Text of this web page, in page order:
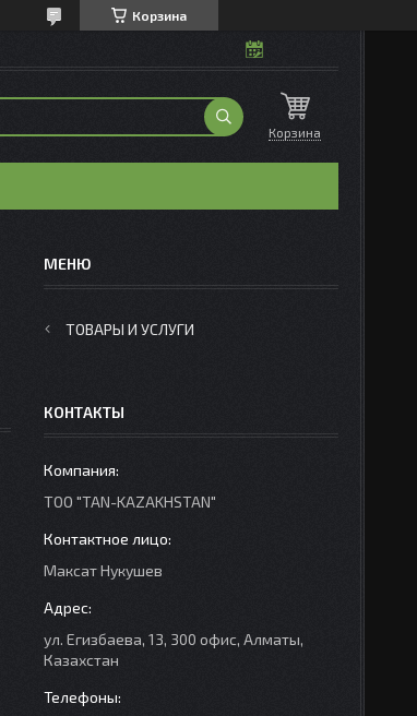
Корзина
Корзина
ТОВАРЫ И УСЛУГИ
КОНТАКТЫ
ТОО "TAN-KAZAKHSTAN"
Максат Нукушев
ул. Егизбаева, 13, 300 офис, Алматы,
Казахстан